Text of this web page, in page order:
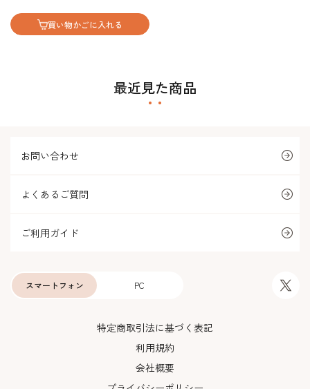
買い物かごに入れる
最近見た商品
お問い合わせ
よくあるご質問
ご利用ガイド
PC
スマートフォン
特定商取引法に基づく表記
利用規約
会社概要